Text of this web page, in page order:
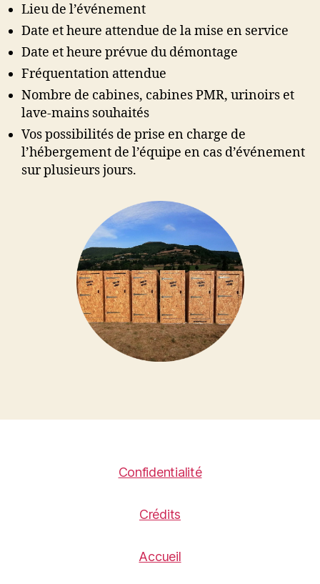
Lieu de l’événement
Date et heure attendue de la mise en service
Date et heure prévue du démontage
Fréquentation attendue
Nombre de cabines, cabines PMR, urinoirs et
lave-mains souhaités
Vos possibilités de prise en charge de
l’hébergement de l’équipe en cas d’événement
sur plusieurs jours.
Confidentialité
Crédits
Accueil